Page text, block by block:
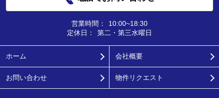
営業時間：
10:00~18:30
定休日：
第二・第三水曜日
ホーム 会社概要
お問い合わせ 物件リクエスト